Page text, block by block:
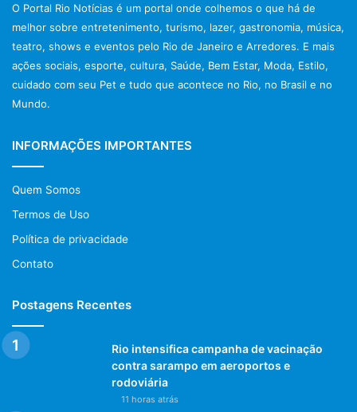
O Portal Rio Notícias é um portal onde colhemos o que há de
melhor sobre entretenimento, turismo, lazer, gastronomia, música,
teatro, shows e eventos pelo Rio de Janeiro e Arredores. E mais
ações sociais, esporte, cultura, Saúde, Bem Estar, Moda, Estilo,
cuidado com seu Pet e tudo que acontece no Rio, no Brasil e no
Mundo.
INFORMAÇÕES IMPORTANTES
Quem Somos
Termos de Uso
Política de privacidade
Contato
Postagens Recentes
Rio intensifica campanha de vacinação
contra sarampo em aeroportos e
rodoviária
11 horas atrás